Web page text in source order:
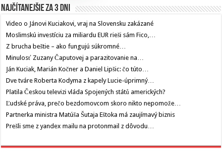
Najčítanejšie za 3 dni
Video o Jánovi Kuciakovi, vraj na Slovensku zakázané
Moslimskú investíciu za miliardu EUR rieši sám Fico,…
Z brucha beštie – ako fungujú súkromné…
Minulosť Zuzany Čaputovej a parazitovanie na…
Ján Kuciak, Marián Kočner a Daniel Lipšic: čo túto…
Dve tváre Roberta Kodyma z kapely Lucie-úprimný…
Platila Českou televizi vláda Spojených států amerických?
Ľudské práva, prečo bezdomovcom skoro nikto nepomože…
Partnerka ministra Matúša Šutaja Eštoka má zaujímavý biznis
Prešli sme z yandex mailu na protonmail z dôvodu…